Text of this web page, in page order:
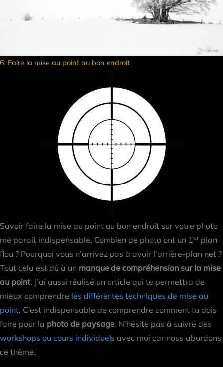
6. Faire la mise au point au bon endroit
Savoir faire la mise au point au bon endroit sur votre photo
me parait indispensable. Combien de photo ont un 1 erplan
flou ? Pourquoi vous n’arrivez pas à avoir l’arrière-plan net ?
Tout cela est dû à un manque de compréhension sur la mise
au point. J’ai aussi réalisé un article qui te permettra de
mieux comprendre les différentes techniques de mise au
point. C’est indispensable de comprendre comment tu dois
faire pour la photo de paysage. N’hésite pas à suivre des
workshops ou cours individuels avec moi car nous abordons
ce thème.